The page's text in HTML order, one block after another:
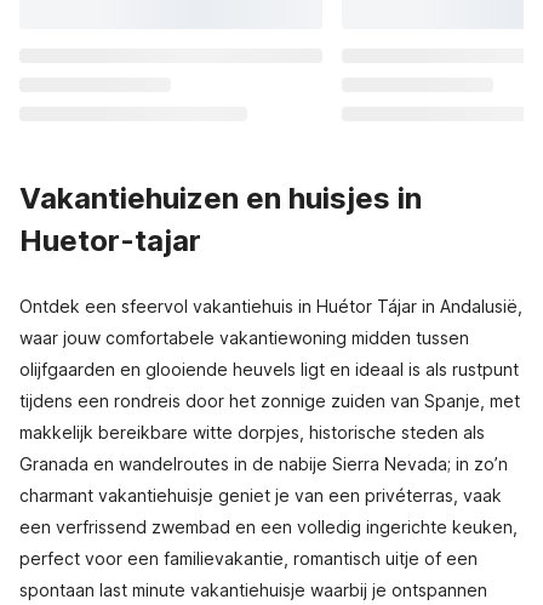
Vakantiehuizen en huisjes in
Huetor-tajar
Ontdek een sfeervol vakantiehuis in Huétor Tájar in Andalusië,
waar jouw comfortabele vakantiewoning midden tussen
olijfgaarden en glooiende heuvels ligt en ideaal is als rustpunt
tijdens een rondreis door het zonnige zuiden van Spanje, met
makkelijk bereikbare witte dorpjes, historische steden als
Granada en wandelroutes in de nabije Sierra Nevada; in zo’n
charmant vakantiehuisje geniet je van een privéterras, vaak
een verfrissend zwembad en een volledig ingerichte keuken,
perfect voor een familievakantie, romantisch uitje of een
spontaan last minute vakantiehuisje waarbij je ontspannen